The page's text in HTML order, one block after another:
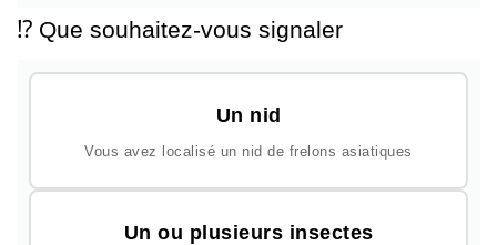
⁉️ Que souhaitez-vous signaler
Un nid
Vous avez localisé un nid de frelons asiatiques
Un ou plusieurs insectes